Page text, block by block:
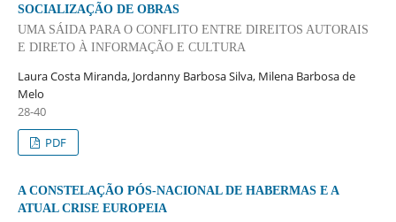
SOCIALIZAÇÃO DE OBRAS
UMA SÁIDA PARA O CONFLITO ENTRE DIREITOS AUTORAIS
E DIRETO À INFORMAÇÃO E CULTURA
Laura Costa Miranda, Jordanny Barbosa Silva, Milena Barbosa de
Melo
28-40
PDF
A CONSTELAÇÃO PÓS-NACIONAL DE HABERMAS E A
ATUAL CRISE EUROPEIA